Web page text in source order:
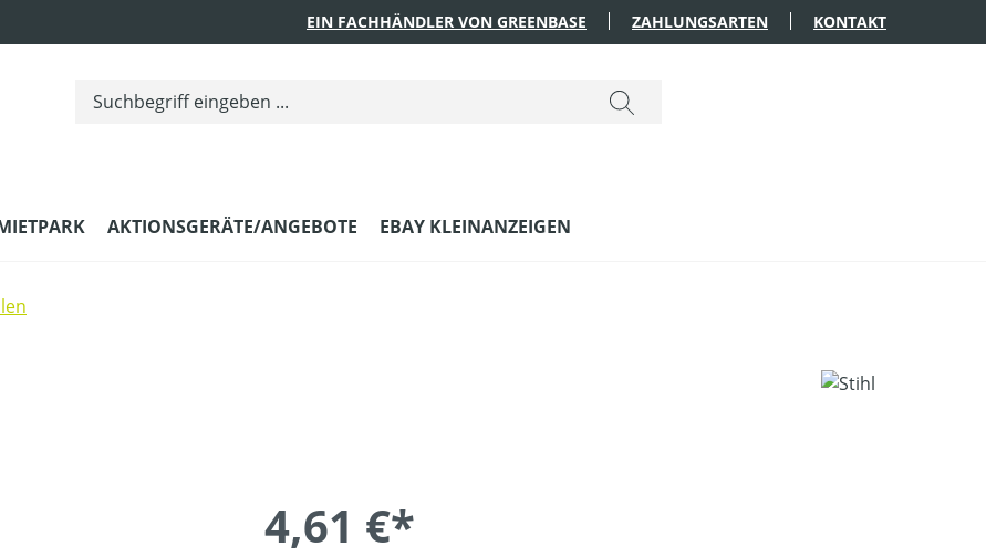
EIN FACHHÄNDLER VON GREENBASE ZAHLUNGSARTEN KONTAKT
AKTIONSGERÄTE/ANGEBOTE EBAY KLEINANZEIGEN
4,61 €*